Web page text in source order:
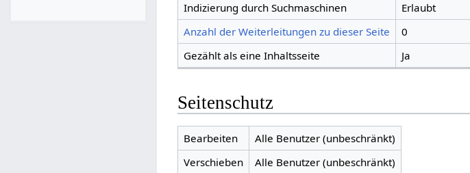
Indizierung durch Suchmaschinen
Erlaubt
Anzahl der Weiterleitungen zu dieser Seite
0
Gezählt als eine Inhaltsseite
Ja
Seitenschutz
Bearbeiten
Alle Benutzer (unbeschränkt)
Verschieben
Alle Benutzer (unbeschränkt)